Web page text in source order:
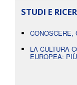
STUDI E
CONOSCERE,
LA CULTURA
EUROPEA: